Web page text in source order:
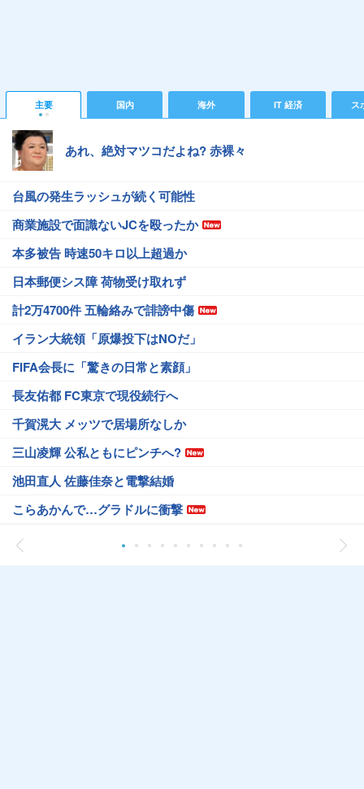
主要 国内 海外 IT 経済 ス
あれ、絶対マツコだよね? 赤裸々
台風の発生ラッシュが続く可能性
商業施設で面識ないJCを殴ったか
本多被告 時速50キロ以上超過か
日本郵便シス障 荷物受け取れず
計2万4700件 五輪絡みで誹謗中傷
イラン大統領「原爆投下はNOだ」
FIFA会長に「驚きの日常と素顔」
長友佑都 FC東京で現役続行へ
千賀滉大 メッツで居場所なしか
三山凌輝 公私ともにピンチへ?
池田直人 佐藤佳奈と電撃結婚
こらあかんで…グラドルに衝撃